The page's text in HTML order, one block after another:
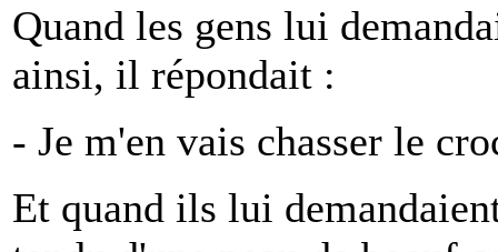
Quand les gens lui
ainsi, il répondait :
- Je m'en vais chasser le
Et quand ils lui